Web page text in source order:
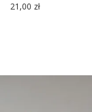
21,00 zł